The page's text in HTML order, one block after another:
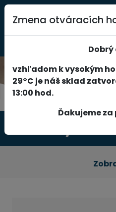
Zmena otváracích
Dobrý
vzhľadom k vysokým
29°C je náš sklad
13:00 hod.
Ďakujeme